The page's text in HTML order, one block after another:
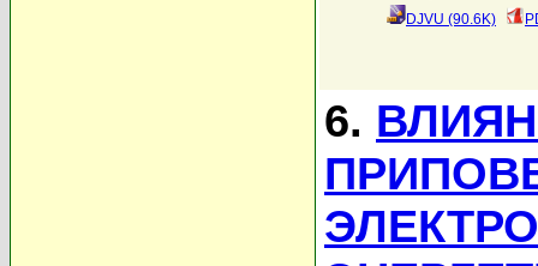
DJVU (90.6K)
6.